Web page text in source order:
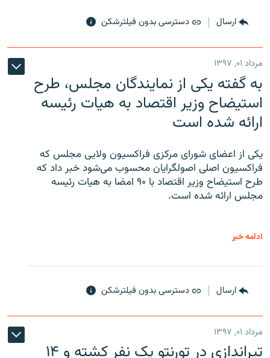
ارسال دسترسی بدون فیلترشکن
مرداد ۰۱, ۱۳۹۷
به گفته یکی از نمایندگان مجلس، طرح
استیضاح وزیر اقتصاد به هیات رئیسه
ارائه شده است
یکی از اعضای شورای مرکزی فراکسیون ولایی مجلس که
فراکسیون اصلی اصولگرایان محسوب می‌شود خبر داد که
طرح استیضاح وزیر اقتصاد با ۹۰ امضا به هیات رئیسه
مجلس ارائه شده است.
ادامه خبر
ارسال دسترسی بدون فیلترشکن
مرداد ۰۱, ۱۳۹۷
تیراندازی در تورنتو یک نفر کشته و ۱۴